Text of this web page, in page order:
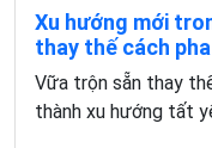
Xu hướng mới
thay thế cách
Vữa trộn sẵn thay
thành xu hướng tất